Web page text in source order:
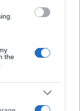
the
se per il
sua fedeltà al
, indugi.
si è
sostenuta